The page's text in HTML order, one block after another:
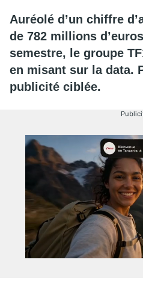
Auréolé d’un chiffre
de 782 millions
semestre, le groupe
en misant sur la data.
publicité ciblée.